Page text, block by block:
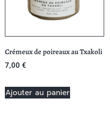
Crémeux de poireaux au Txakoli
7,00 €
Ajouter au panier